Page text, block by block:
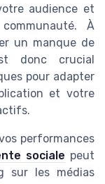
audience et
À
un manque de
donc crucial
pour adapter
et votre
performances
sociale peut
sur les médias